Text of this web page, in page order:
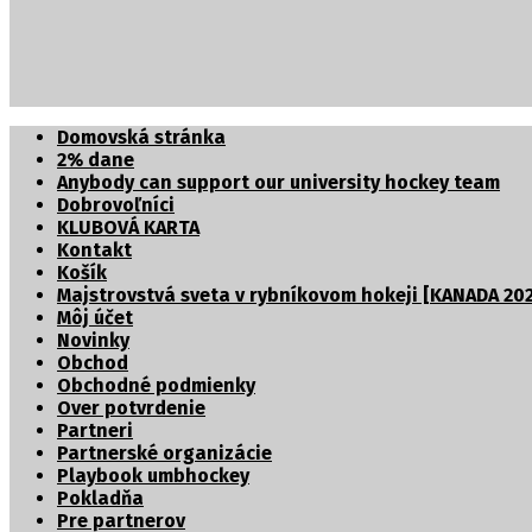
Domovská stránka
2% dane
Anybody can support our university hockey team
Dobrovoľníci
KLUBOVÁ KARTA
Kontakt
Košík
Majstrovstvá sveta v rybníkovom hokeji [KANADA
Môj účet
Novinky
Obchod
Obchodné podmienky
Over potvrdenie
Partneri
Partnerské organizácie
Playbook umbhockey
Pokladňa
Pre partnerov